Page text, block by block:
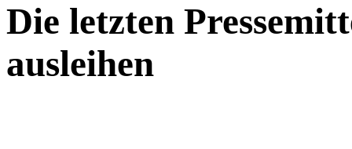
Die letzten
ausleihen